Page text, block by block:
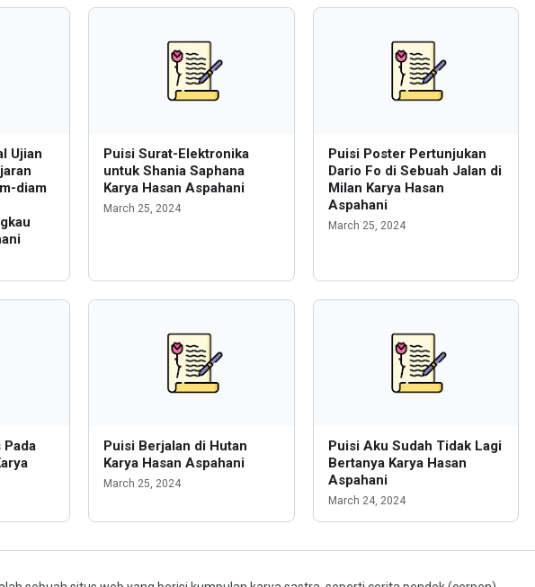
Ujian
diam
Puisi Surat-Elektronika
untuk Shania Saphana
Karya Hasan Aspahani
March 25, 2024
Puisi Poster Pertunjukan
Dario Fo di Sebuah Jalan di
Milan Karya Hasan
Aspahani
March 25, 2024
Pada
Puisi Berjalan di Hutan
Karya Hasan Aspahani
March 25, 2024
Puisi Aku Sudah Tidak Lagi
Bertanya Karya Hasan
Aspahani
March 24, 2024